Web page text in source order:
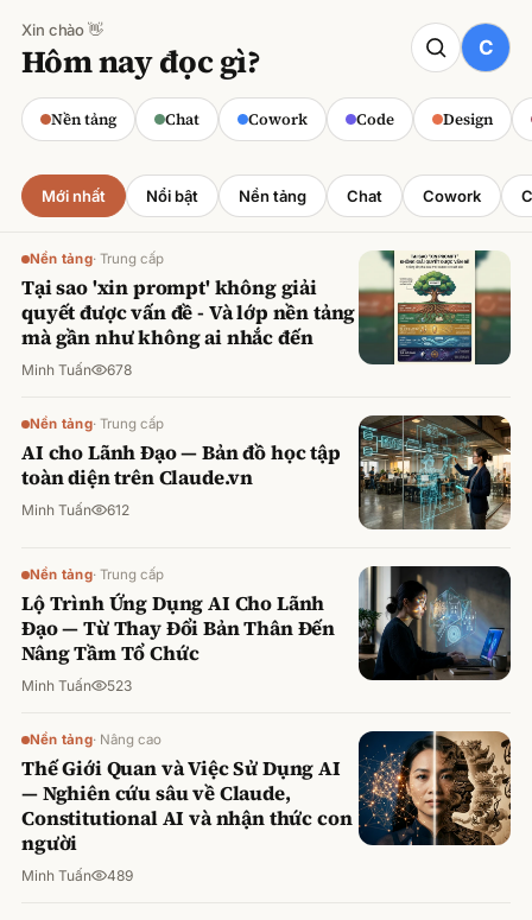
Xin chào 👋
Hôm nay đọc gì?
Nền tảng Chat Cowork Code Design
CODE
Claude cho Sales: Dự báo doanh số
chính xác
Minh Tuấn ·800 lượt xem
Mới nhất Nổi bật Nền tảng Chat Cowork
Nền tảng· Trung cấp
Tại sao 'xin prompt' không giải
quyết được vấn đề - Và lớp nền tảng
mà gần như không ai nhắc đến
Minh Tuấn 678
Nền tảng· Trung cấp
AI cho Lãnh Đạo — Bản đồ học tập
toàn diện trên Claude.vn
Minh Tuấn 612
Nền tảng· Trung cấp
Lộ Trình Ứng Dụng AI Cho Lãnh
Đạo — Từ Thay Đổi Bản Thân Đến
Nâng Tầm Tổ Chức
Minh Tuấn 523
Nền tảng· Nâng cao
Thế Giới Quan và Việc Sử Dụng AI
— Nghiên cứu sâu về Claude,
Constitutional AI và nhận thức con
người
Minh Tuấn 489